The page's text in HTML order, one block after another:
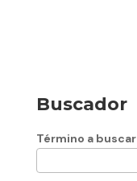
Buscador
Término a buscar